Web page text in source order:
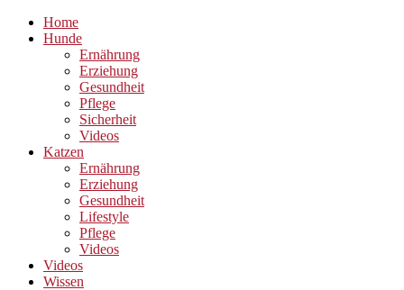
Home
Hunde
Ernährung
Erziehung
Gesundheit
Pflege
Sicherheit
Videos
Katzen
Ernährung
Erziehung
Gesundheit
Lifestyle
Pflege
Videos
Videos
Wissen